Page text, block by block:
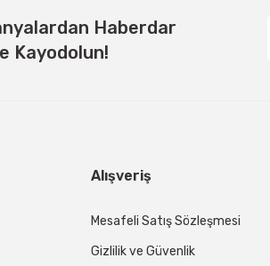
Haberdar
Kayodolun!
Alışveriş
Mesafeli Satış Sözleşmesi
Gizlilik ve Güvenlik